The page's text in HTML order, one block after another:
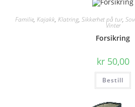
Familie, Kajakk, Klatring, Sikkerhet på tur,
Vinter
Forsikring
kr50,00
Bestill